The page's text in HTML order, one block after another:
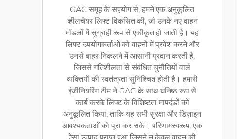
GAC समूह के सहयोग से, हमने एक अनुकूलित
व्हीलचेयर लिफ्ट विकसित की, जो उनके नए वाहन
मॉडलों में सुग्राही रूप से एकीकृत हो जाती है। यह
लिफ्ट उपयोगकर्ताओं को वाहनों में प्रवेश करने और
उनसे बाहर निकलने में आसानी प्रदान करती है,
जिससे गतिशीलता से संबंधित चुनौतियों वाले
व्यक्तियों की स्वतंत्रता सुनिश्चित होती है। हमारी
इंजीनियरिंग टीम ने GAC के साथ घनिष्ठ रूप से
कार्य करके लिफ्ट के विशिष्टता मापदंडों को
अनुकूलित किया, ताकि यह सभी सुरक्षा और डिज़ाइन
आवश्यकताओं को पूरा कर सके। परिणामस्वरूप, एक